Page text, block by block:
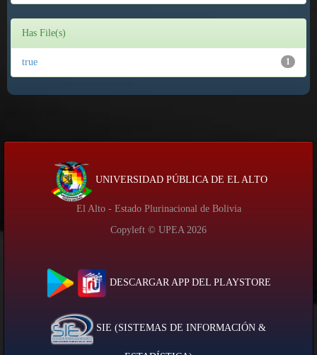
Has File(s)
1
true
UNIVERSIDAD PÚBLICA DE EL ALTO
El Alto - Estado Plurinacional de Bolivia
Copyleft © UPEA 2026
DESCARGAR APP DEL PLAYSTORE
SIE (SISTEMAS DE INFORMACIÓN &